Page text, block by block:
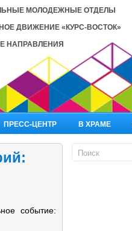
МОЛОДЕЖНЫЕ ОТДЕЛЫ
ДВИЖЕНИЕ «КУРС-ВОСТОК»
НАПРАВЛЕНИЯ
ПРЕСС-ЦЕНТР В ХРАМЕ
событие: